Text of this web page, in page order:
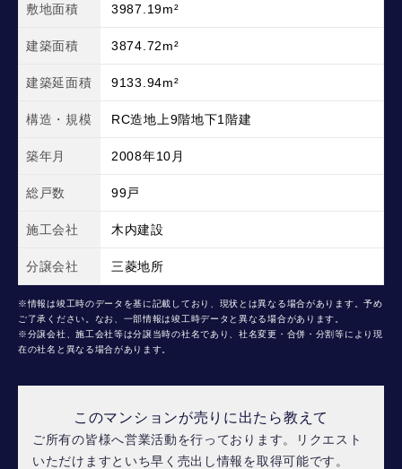
敷地面積 3987.19m²
建築面積 3874.72m²
建築延面積 9133.94m²
構造・規模 RC造地上9階地下1階建
築年月 2008年10月
総戸数 99戸
施工会社 木内建設
分譲会社 三菱地所
※情報は竣工時のデータを基に記載しており、現状とは異なる場合があります。予め
ご了承ください。なお、一部情報は竣工時データと異なる場合があります。
※分譲会社、施工会社等は分譲当時の社名であり、社名変更・合併・分割等により現
在の社名と異なる場合があります。
このマンションが売りに出たら教えて
ご所有の皆様へ営業活動を行っております。リクエスト
いただけますといち早く売出し情報を取得可能です。